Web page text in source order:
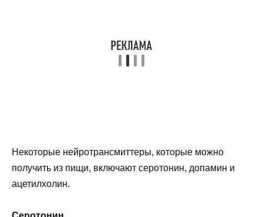
Некоторые нейротрансмиттеры, которые можно
получить из пищи, включают серотонин, допамин и
ацетилхолин.